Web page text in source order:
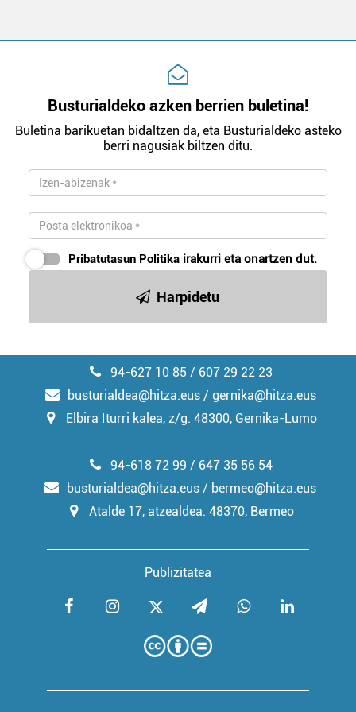
Busturialdeko azken berrien buletina!
Buletina barikuetan bidaltzen da, eta Busturialdeko asteko
berri nagusiak biltzen ditu.
Pribatutasun Politika irakurri eta onartzen dut.
Harpidetu
94-627 10 85 / 607 29 22 23
busturialdea@hitza.eus / gernika@hitza.eus
Elbira Iturri kalea, z/g. 48300, Gernika-Lumo
Publizitatea
94-618 72 99 / 647 35 56 54
busturialdea@hitza.eus / bermeo@hitza.eus
Atalde 17, atzealdea. 48370, Bermeo